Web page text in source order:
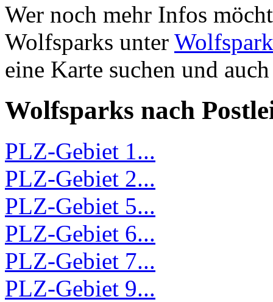
Wer noch mehr Infos
Wolfsparks unter
eine Karte suchen und
Wolfsparks nach
PLZ-Gebiet 1...
PLZ-Gebiet 2...
PLZ-Gebiet 5...
PLZ-Gebiet 6...
PLZ-Gebiet 7...
PLZ-Gebiet 9...